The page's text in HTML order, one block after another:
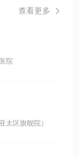
查看更多 
院
太区旗舰院）